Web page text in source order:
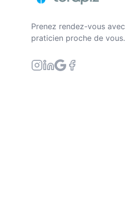
et être au rendez-vous
lesmoyens de les
(re)donnera
vous. Il vous
vous aider à vous
cabinet , afin de vous
Prenez rendez-vous avec
praticien proche de vous.